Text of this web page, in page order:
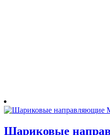
Шариковые